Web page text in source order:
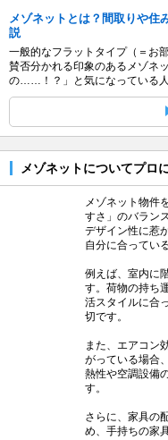
メゾネットとは？間取りや住
説
一般的なフラットタイプ（＝お
賛否分かれる印象のあるメゾネ
の……！？」と気になっている人
メゾネットについてプロ
メゾネット物件
すさ」のバラン
デザイン性に惹
自分に合ってい
例えば、室内に
す。荷物の持ち
活スタイルに合
切です。
また、エアコン
がっている場合
熱性や空調設備
す。
さらに、家具の
め、手持ちの家